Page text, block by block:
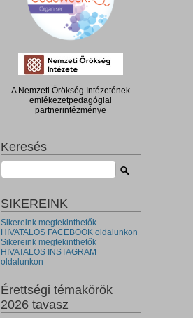
A Nemzeti Örökség Intézetének
emlékezetpedagógiai
partnerintézménye
Keresés
SIKEREINK
Sikereink megtekinthetők
HIVATALOS FACEBOOK oldalunkon
Sikereink megtekinthetők
HIVATALOS INSTAGRAM
oldalunkon
Érettségi témakörök
2026 tavasz